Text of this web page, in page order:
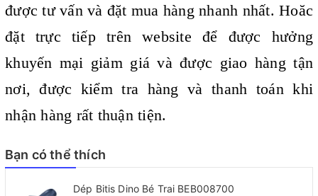
được tư vấn và đặt mua hàng nhanh nhất. Hoăc
đặt trực tiếp trên website để được hưởng
khuyến mại giảm giá và được giao hàng tận
nơi, được kiểm tra hàng và thanh toán khi
nhận hàng rất thuận tiện.
Bạn có thể thích
Dép Bitis Dino Bé Trai BEB008700